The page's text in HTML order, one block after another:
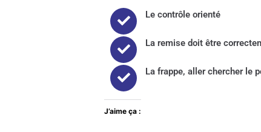
Le contrôle orienté
La remise doit être
La frappe, aller chercher le
J’aime ça :